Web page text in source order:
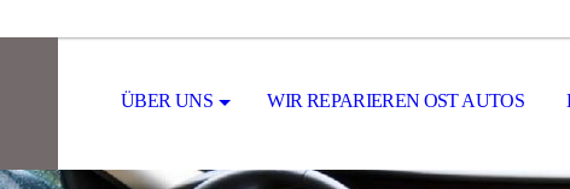
ÜBER UNS WIR REPARIEREN OST AUTOS